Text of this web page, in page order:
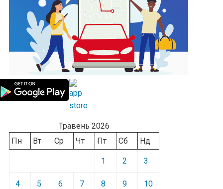
Травень 2026
Пн
Вт Ср Чт Пт Сб Нд
1 2 3
4 5 6 7 8 9 10